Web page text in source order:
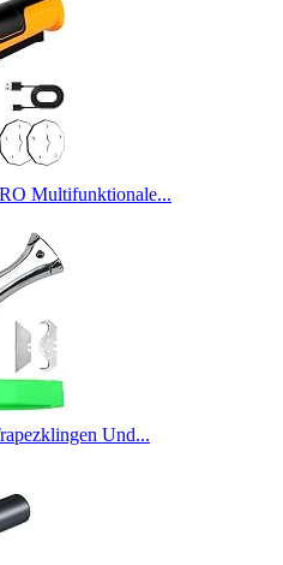
Multifunktionale...
Und...